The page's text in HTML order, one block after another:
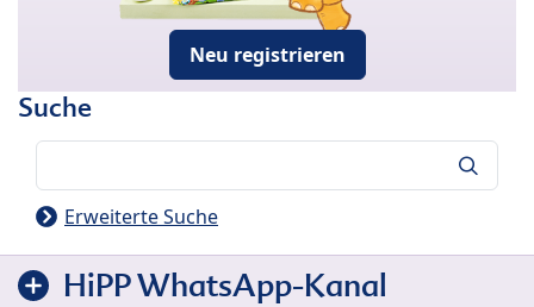
Neu registrieren
Suche
Erweiterte Suche
HiPP WhatsApp-Kanal